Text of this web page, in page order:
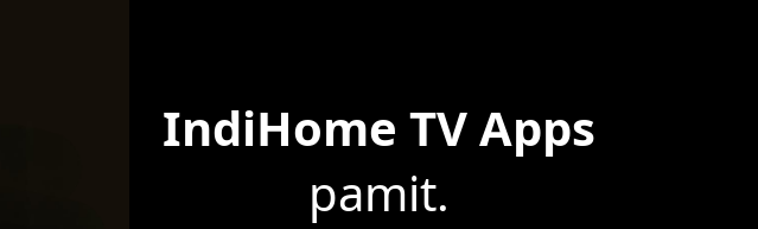
IndiHome TV Apps
pamit.